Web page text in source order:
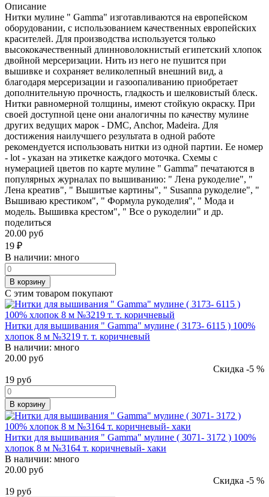
Описание
Нитки мулине " Gamma" изготавливаются на европейском
оборудовании, с использованием качественных европейских
красителей. Для производства используется только
высококачественный длинноволокнистый египетский хлопок
двойной мерсеризации. Нить из него не пушится при
вышивке и сохраняет великолепный внешний вид, а
благодаря мерсеризации и газоопаливанию приобретает
дополнительную прочность, гладкость и шелковистый блеск.
Нитки равномерной толщины, имеют стойкую окраску. При
своей доступной цене они аналогичны по качеству мулине
других ведущих марок - DMC, Anchor, Madeira. Для
достижения наилучшего результата в одной работе
рекомендуется использовать нитки из одной партии. Ее номер
- lot - указан на этикетке каждого моточка. Схемы с
нумерацией цветов по карте мулине " Gamma" печатаются в
популярных журналах по вышиванию: " Лена рукоделие", "
Лена креатив", " Вышитые картины", " Susanna рукоделие", "
Вышиваю крестиком", " Формула рукоделия", " Мода и
модель. Вышивка крестом", " Все о рукоделии" и др.
поделиться
20.00 руб
19 ₽
В наличии: много
В корзину
С этим товаром покупают
Нитки для вышивания " Gamma" мулине ( 3173- 6115 ) 100%
хлопок 8 м №3219 т. т. коричневый
В наличии: много
20.00 руб
Скидка -5 %
19 руб
В корзину
Нитки для вышивания " Gamma" мулине ( 3071- 3172 ) 100%
хлопок 8 м №3164 т. коричневый- хаки
В наличии: много
20.00 руб
Скидка -5 %
19 руб